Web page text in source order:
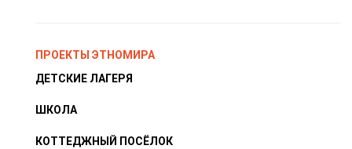
ПРОЕКТЫ ЭТНОМИРА
ДЕТСКИЕ ЛАГЕРЯ
ШКОЛА
КОТТЕДЖНЫЙ ПОСЁЛОК